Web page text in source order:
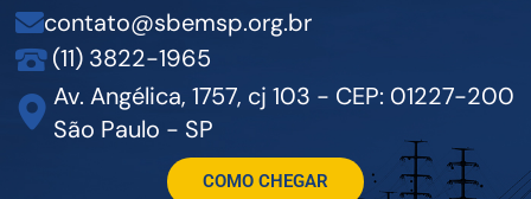
contato@sbemsp.org.br
(11) 3822-1965
Av. Angélica, 1757, cj 103 - CEP: 01227-200
São Paulo - SP
COMO CHEGAR